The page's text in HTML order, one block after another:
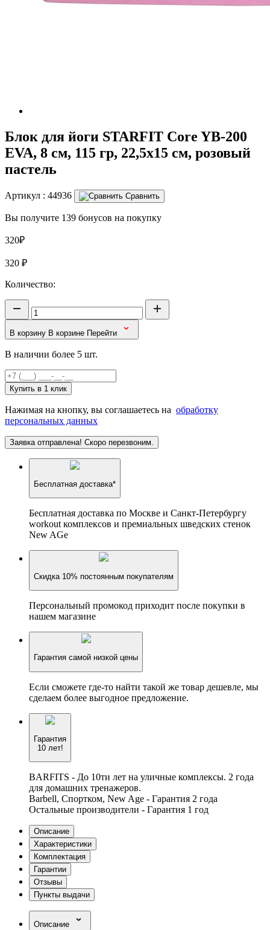
Блок для йоги STARFIT Core YB-200
EVA, 8 см, 115 гр, 22,5х15 см, розовый
пастель
Артикул : 44936 Сравнить
Вы получите 139 бонусов на покупку
320₽
320 ₽
Количество:
В корзину В корзине Перейти
В наличии более 5 шт.
Купить в 1 клик
Нажимая на кнопку, вы соглашаетесь на обработку
персональных данных
Заявка отправлена! Скоро перезвоним.
Бесплатная доставка*
Бесплатная доставка по Москве и Санкт-Петербургу
workout комплексов и премиальных шведских стенок
New AGe
Скидка 10% постоянным покупателям
Персональный промокод приходит после покупки в
нашем магазине
Гарантия самой низкой цены
Если сможете где-то найти такой же товар дешевле, мы
сделаем более выгодное предложение.
Гарантия
10 лет!
BARFITS - До 10ти лет на уличные комплексы. 2 года
для домашних тренажеров.
Barbell, Спортком, New Age - Гарантия 2 года
Остальные производители - Гарантия 1 год
Описание
Характеристики
Комплектация
Гарантии
Отзывы
Пункты выдачи
Описание